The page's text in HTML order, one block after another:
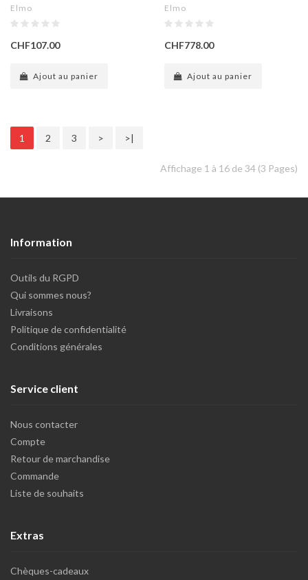
Elmo
CHF107.00
Ajout au panier
Elmo
CHF778.00
Ajout au panier
1 2 3 > >|
Affichage 1 à 16 de 34 (3 Pages)
Information
Outils du RGPD
Qui sommes nous?
Livraisons
Politique de confidentialité
Conditions générales
Service client
Nous contacter
Compte
Retour de marchandise
Commande
Liste de souhaits
Extras
Chèques-cadeaux